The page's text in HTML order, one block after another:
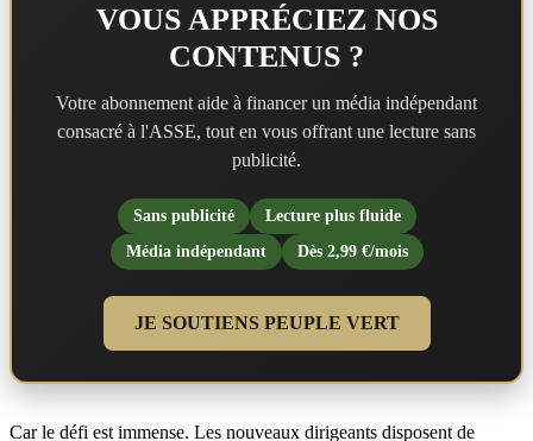
VOUS APPRÉCIEZ NOS
CONTENUS ?
Votre abonnement aide à financer un média indépendant
consacré à l'ASSE, tout en vous offrant une lecture sans
publicité.
Sans publicité
Lecture plus fluide
Média indépendant
Dès 2,99 €/mois
JE SOUTIENS PEUPLE VERT
Car le défi est immense. Les nouveaux dirigeants disposent de